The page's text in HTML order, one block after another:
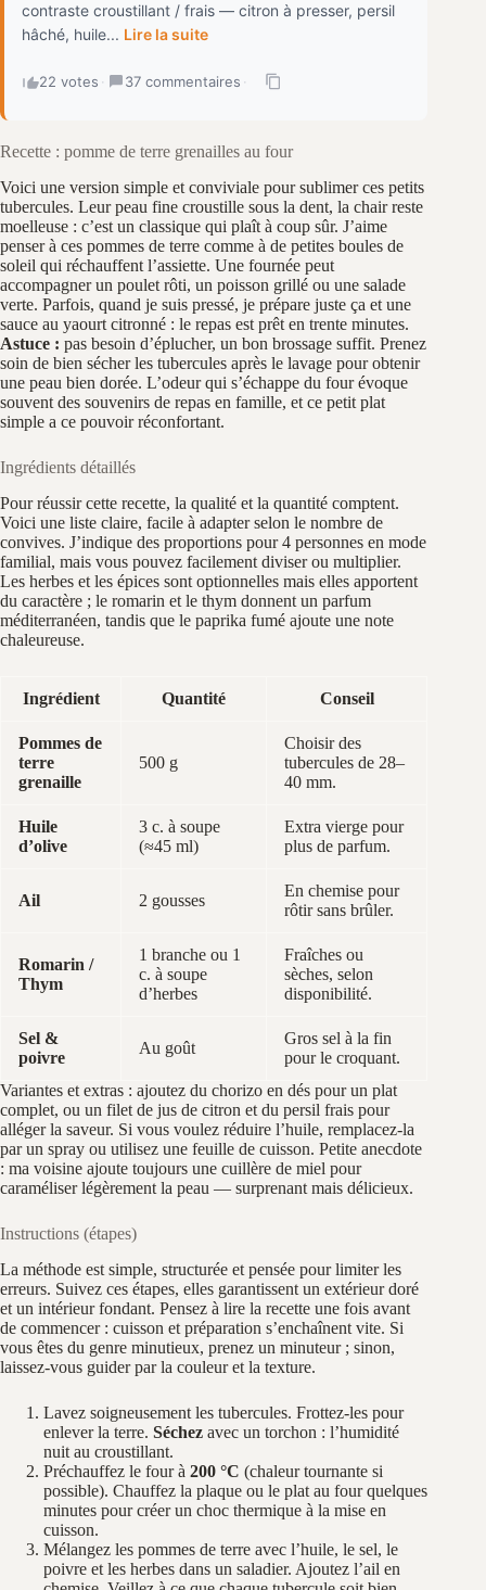
contraste croustillant / frais — citron à presser, persil
hâché, huile... Lire la suite
22 votes · 37 commentaires ·
Recette : pomme de terre grenailles au four
Voici une version simple et conviviale pour sublimer ces petits
tubercules. Leur peau fine croustille sous la dent, la chair reste
moelleuse : c’est un classique qui plaît à coup sûr. J’aime
penser à ces pommes de terre comme à de petites boules de
soleil qui réchauffent l’assiette. Une fournée peut
accompagner un poulet rôti, un poisson grillé ou une salade
verte. Parfois, quand je suis pressé, je prépare juste ça et une
sauce au yaourt citronné : le repas est prêt en trente minutes.
Astuce : pas besoin d’éplucher, un bon brossage suffit. Prenez
soin de bien sécher les tubercules après le lavage pour obtenir
une peau bien dorée. L’odeur qui s’échappe du four évoque
souvent des souvenirs de repas en famille, et ce petit plat
simple a ce pouvoir réconfortant.
Ingrédients détaillés
Pour réussir cette recette, la qualité et la quantité comptent.
Voici une liste claire, facile à adapter selon le nombre de
convives. J’indique des proportions pour 4 personnes en mode
familial, mais vous pouvez facilement diviser ou multiplier.
Les herbes et les épices sont optionnelles mais elles apportent
du caractère ; le romarin et le thym donnent un parfum
méditerranéen, tandis que le paprika fumé ajoute une note
chaleureuse.
Ingrédient Quantité Conseil
Pommes de
terre
grenaille
500 g
Choisir des
tubercules de 28–
40 mm.
Huile
d’olive
3 c. à soupe
(≈45 ml)
Extra vierge pour
plus de parfum.
Ail 2 gousses
En chemise pour
rôtir sans brûler.
Romarin /
Thym
1 branche ou 1
c. à soupe
d’herbes
Fraîches ou
sèches, selon
disponibilité.
Sel &
poivre
Au goût
Gros sel à la fin
pour le croquant.
Variantes et extras : ajoutez du chorizo en dés pour un plat
complet, ou un filet de jus de citron et du persil frais pour
alléger la saveur. Si vous voulez réduire l’huile, remplacez-la
par un spray ou utilisez une feuille de cuisson. Petite anecdote
: ma voisine ajoute toujours une cuillère de miel pour
caraméliser légèrement la peau — surprenant mais délicieux.
Instructions (étapes)
La méthode est simple, structurée et pensée pour limiter les
erreurs. Suivez ces étapes, elles garantissent un extérieur doré
et un intérieur fondant. Pensez à lire la recette une fois avant
de commencer : cuisson et préparation s’enchaînent vite. Si
vous êtes du genre minutieux, prenez un minuteur ; sinon,
laissez-vous guider par la couleur et la texture.
Lavez soigneusement les tubercules. Frottez-les pour
enlever la terre. Séchez avec un torchon : l’humidité
nuit au croustillant.
Préchauffez le four à 200 °C (chaleur tournante si
possible). Chauffez la plaque ou le plat au four quelques
minutes pour créer un choc thermique à la mise en
cuisson.
Mélangez les pommes de terre avec l’huile, le sel, le
poivre et les herbes dans un saladier. Ajoutez l’ail en